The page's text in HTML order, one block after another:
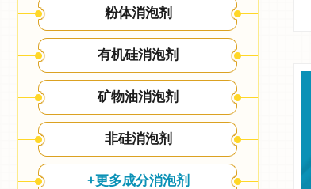
粉体消泡剂
有机硅消泡剂
矿物油消泡剂
非硅消泡剂
+更多成分消泡剂